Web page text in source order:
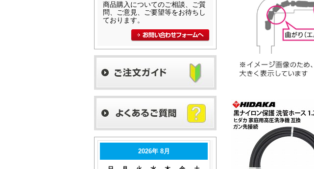
商品購入についてのご相談、ご質
問、ご意見、ご要望等をお待ちし
ております。